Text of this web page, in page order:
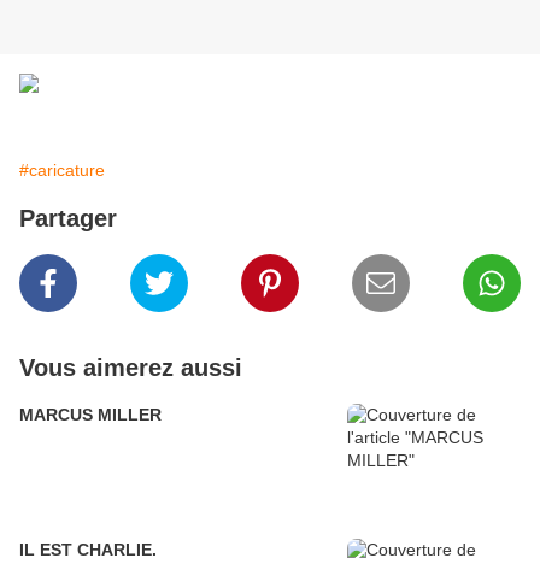
#caricature
Partager
Vous aimerez aussi
MARCUS MILLER
IL EST CHARLIE.